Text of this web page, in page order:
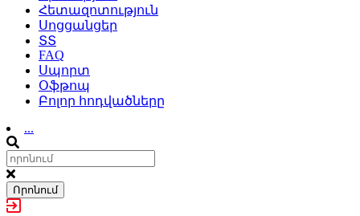
Հետազոտություն
Սոցցանցեր
ՏՏ
FAQ
Սպորտ
Օֆթոպ
Բոլոր հոդվածները
...
Որոնում